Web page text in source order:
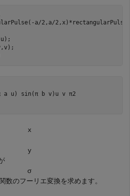
a/2,a/
a u ) sin (π b v) u v π2
x
y
σ
数のフーリエ変換を求めます。